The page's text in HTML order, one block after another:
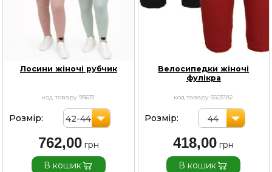
Лосини жіночі рубчик
код товару 93631
Розмір: 42-44
762,00
В кошик
Велосипедки жіночі
фулікра
код товару 5503182
Розмір: 44
418,00
В кошик